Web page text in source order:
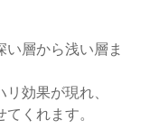
層から浅い層ま
効果が現れ、
くれます。